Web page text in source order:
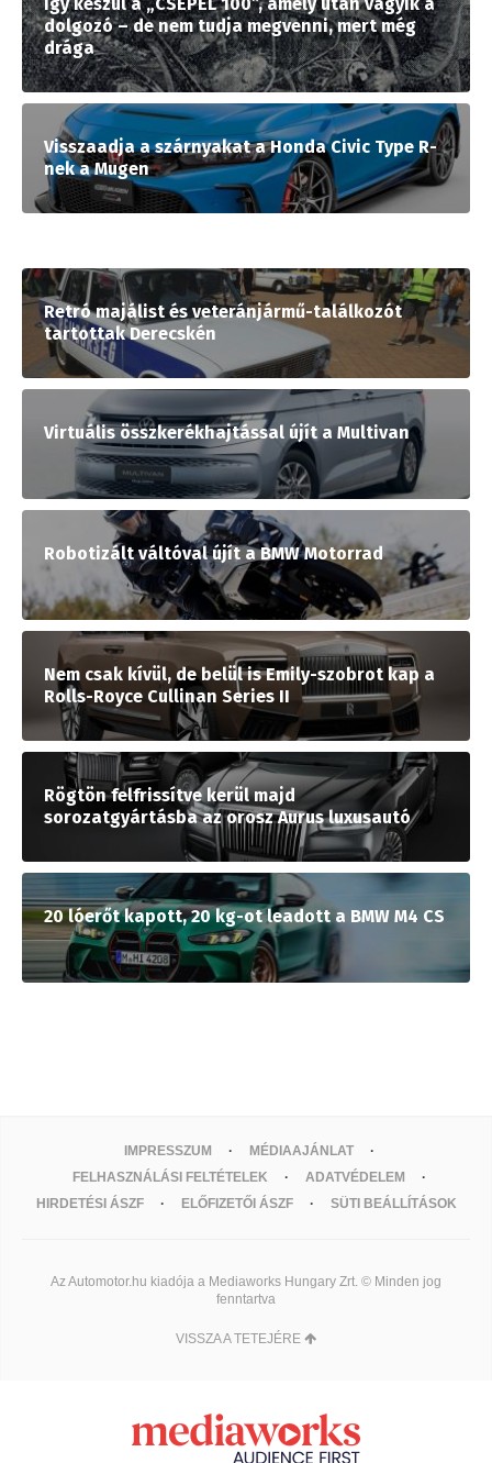
Így készül a „CSEPEL 100”, amely után vágyik a
dolgozó – de nem tudja megvenni, mert még
drága
Visszaadja a szárnyakat a Honda Civic Type R-
nek a Mugen
Retró majálist és veteránjármű-találkozót
tartottak Derecskén
Virtuális összkerékhajtással újít a Multivan
Robotizált váltóval újít a BMW Motorrad
Nem csak kívül, de belül is Emily-szobrot kap a
Rolls-Royce Cullinan Series II
Rögtön felfrissítve kerül majd
sorozatgyártásba az orosz Aurus luxusautó
20 lóerőt kapott, 20 kg-ot leadott a BMW M4 CS
IMPRESSZUM
MÉDIAAJÁNLAT
FELHASZNÁLÁSI FELTÉTELEK
ADATVÉDELEM
HIRDETÉSI ÁSZF
ELŐFIZETŐI ÁSZF SÜTI BEÁLLÍTÁSOK
Az Automotor.hu kiadója a Mediaworks Hungary Zrt. © Minden jog
fenntartva
VISSZA A TETEJÉRE